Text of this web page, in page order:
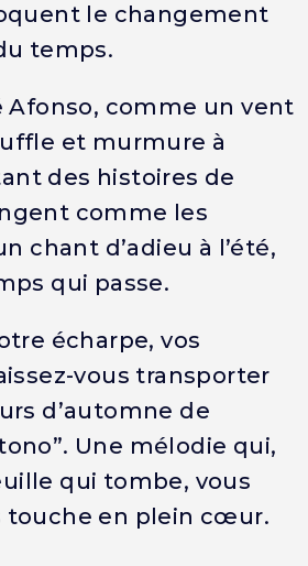
le changement
temps.
Afonso, comme un vent
et murmure à
des histoires de
comme les
chant d’adieu à l’été,
qui passe.
écharpe, vos
vous transporter
d’automne de
Une mélodie qui,
qui tombe, vous
touche en plein cœur.